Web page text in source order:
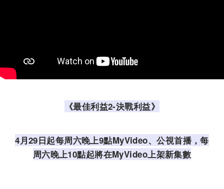
《最佳利益2-決戰利益》
4月29日起每周六晚上9點MyVideo、公視首播，每
周六晚上10點起將在MyVideo上架新集數